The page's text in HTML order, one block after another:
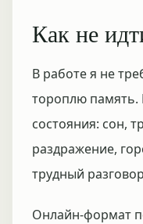
Как не
В работе я не
тороплю
состояния: сон,
раздражение,
трудный
Онлайн-формат